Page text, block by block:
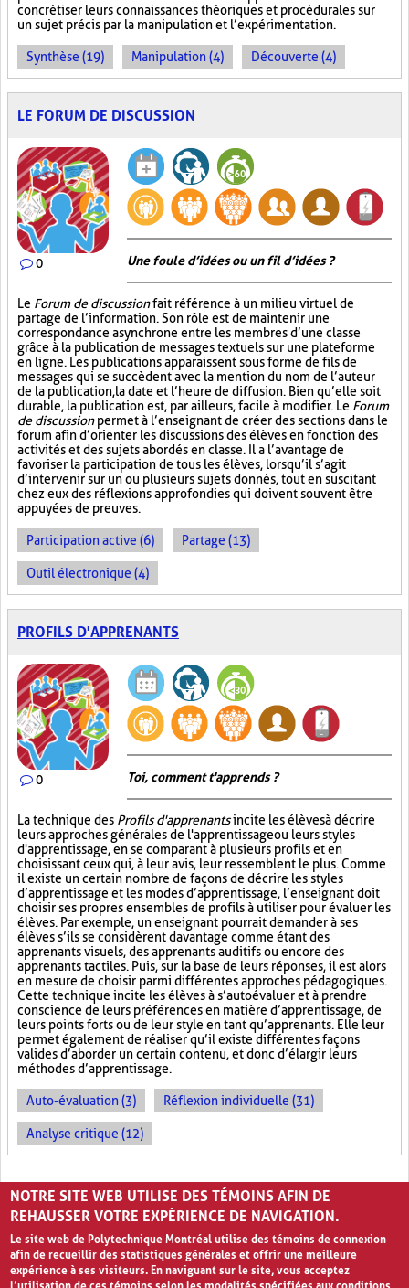
concrétiser leurs connaissances théoriques et procédurales sur
un sujet précis par la manipulation et l’expérimentation.
Synthèse (19) Manipulation (4) Découverte (4)
LE FORUM DE DISCUSSION
0 Une foule d’idées ou un fil d’idées ?
Le Forum de discussionfait référence à un milieu virtuel de
partage de l’information. Son rôle est de maintenir une
correspondance asynchrone entre les membres d’une classe
grâce à la publication de messages textuels sur une plateforme
en ligne. Les publications apparaissent sous forme de fils de
messages qui se succèdent avec la mention du nom de l’auteur
de la publication, la date et l’heure de diffusion. Bien qu’elle soit
durable, la publication est, par ailleurs, facile à modifier. Le Forum
de discussionpermet à l’enseignant de créer des sections dans le
forum afin d’orienter les discussions des élèves en fonction des
activités et des sujets abordés en classe. Il a l’avantage de
favoriser la participation de tous les élèves, lorsqu’il s’agit
d’intervenir sur un ou plusieurs sujets donnés, tout en suscitant
chez eux des réflexions approfondies qui doivent souvent être
appuyées de preuves.
Participation active (6) Partage (13)
Outil électronique (4)
PROFILS D'APPRENANTS
0 Toi, comment t'apprends ?
La technique des Profils d'apprenantsincite les élèves à décrire
leurs approches générales de l'apprentissage ou leurs styles
d'apprentissage, en se comparant à plusieurs profils et en
choisissant ceux qui, à leur avis, leur ressemblent le plus. Comme
il existe un certain nombre de façons de décrire les styles
d’apprentissage et les modes d’apprentissage, l’enseignant doit
choisir ses propres ensembles de profils à utiliser pour évaluer les
élèves. Par exemple, un enseignant pourrait demander à ses
élèves s’ils se considèrent davantage comme étant des
apprenants visuels, des apprenants auditifs ou encore des
apprenants tactiles. Puis, sur la base de leurs réponses, il est alors
en mesure de choisir parmi différentes approches pédagogiques.
Cette technique incite les élèves à s’autoévaluer et à prendre
conscience de leurs préférences en matière d’apprentissage, de
leurs points forts ou de leur style en tant qu’apprenants. Elle leur
permet également de réaliser qu’il existe différentes façons
valides d’aborder un certain contenu, et donc d’élargir leurs
méthodes d’apprentissage.
Auto-évaluation (3) Réflexion individuelle (31)
Analyse critique (12)
PAGES
« ‹ 1 2 3
NOTRE SITE WEB UTILISE DES TÉMOINS AFIN DE
REHAUSSER VOTRE EXPÉRIENCE DE NAVIGATION.
Le site web de Polytechnique Montréal utilise des témoins de connexion
afin de recueillir des statistiques générales et offrir une meilleure
expérience à ses visiteurs. En naviguant sur le site, vous acceptez